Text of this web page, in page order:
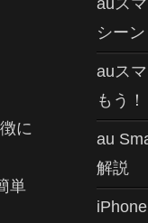
に
単
シーン
auス
もう！
au
解説